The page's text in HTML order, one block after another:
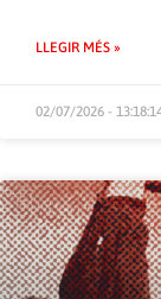
LLEGIR MÉS »
02/07/2026 -